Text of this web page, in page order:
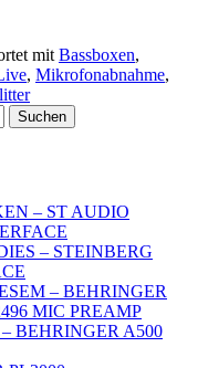
mit Bassboxen,
, Mikrofonabnahme,
– ST AUDIO
– STEINBERG
– BEHRINGER
MIC PREAMP
BEHRINGER A500